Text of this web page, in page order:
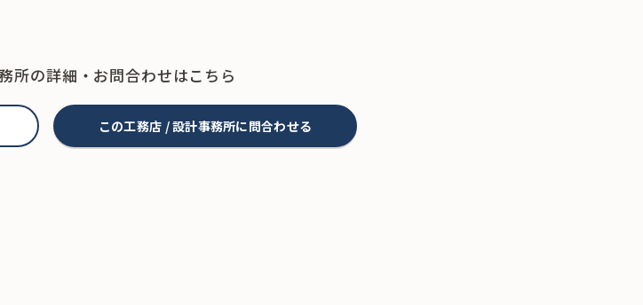
所の詳細・お問合わせはこちら
この工務店 / 設計事務所に問合わせる